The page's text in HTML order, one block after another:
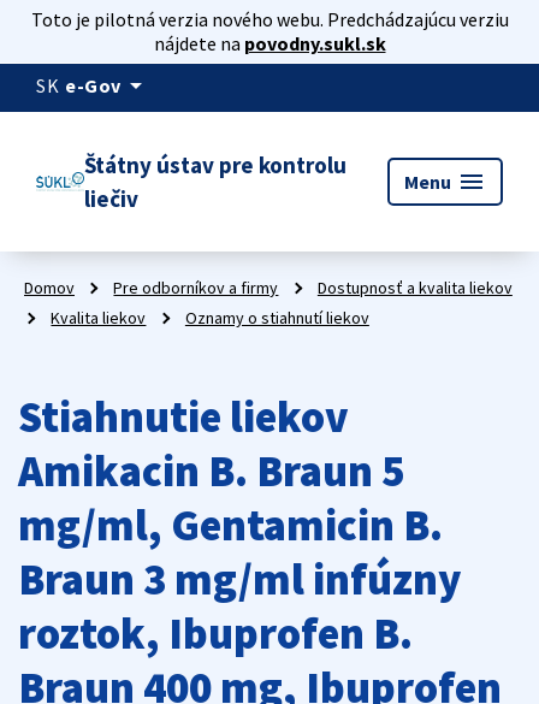
Toto je pilotná verzia nového webu. Predchádzajúcu verziu
nájdete na povodny.sukl.sk
SK e-Gov arrow_drop_down
Štátny ústav pre kontrolu
liečiv
Menu menu
Domov Pre odborníkov a firmy
Dostupnosť a kvalita liekov
Kvalita liekov
Oznamy o stiahnutí liekov
Stiahnutie liekov
Amikacin B. Braun 5
mg/ml, Gentamicin B.
Braun 3 mg/ml infúzny
roztok, Ibuprofen B.
Braun 400 mg, Ibuprofen